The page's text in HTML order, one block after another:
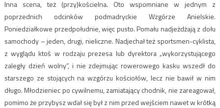
Inna scena, też (przy)kościelna. Oto wspomniane w jednym z
poprzednich odcinków podmadryckie Wzgórze Anielskie.
Poniedziałkowe przedpołudnie, więc pusto. Pomału nadjeżdżają z dołu
samochody – jeden, drugi, nieliczne. Nadjechał też sportsmen-cyklista,
z wyglądu ktoś w rodzaju prezesa lub dyrektora „wykorzystującego
zaległy dzień wolny”, i nie zdejmując rowerowego kasku wszedł do
starszego ze stojących na wzgórzu kościołów, lecz nie bawił w nim
długo. Młodzieniec po cywilnemu, zamiatający chodnik, nie zareagował,
pomimo że przybysz wdał się był z nim przed wejściem nawet w krótką